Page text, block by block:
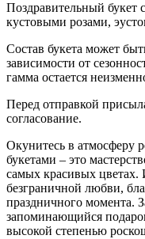
Поздравительный букет
кустовыми розами,
Состав букета может
зависимости от
гамма остается
Перед отправкой
согласование.
Окунитесь в атмосферу
букетами – это
самых красивых
безграничной любви,
праздничного момента.
запоминающийся
высокой степенью